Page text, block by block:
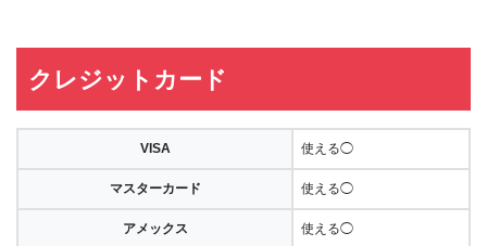
クレジットカード
VISA 使える◯
マスターカード 使える◯
アメックス 使える◯